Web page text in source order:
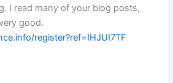
I read many of your blog posts,
good.
register?ref=IHJUI7TF